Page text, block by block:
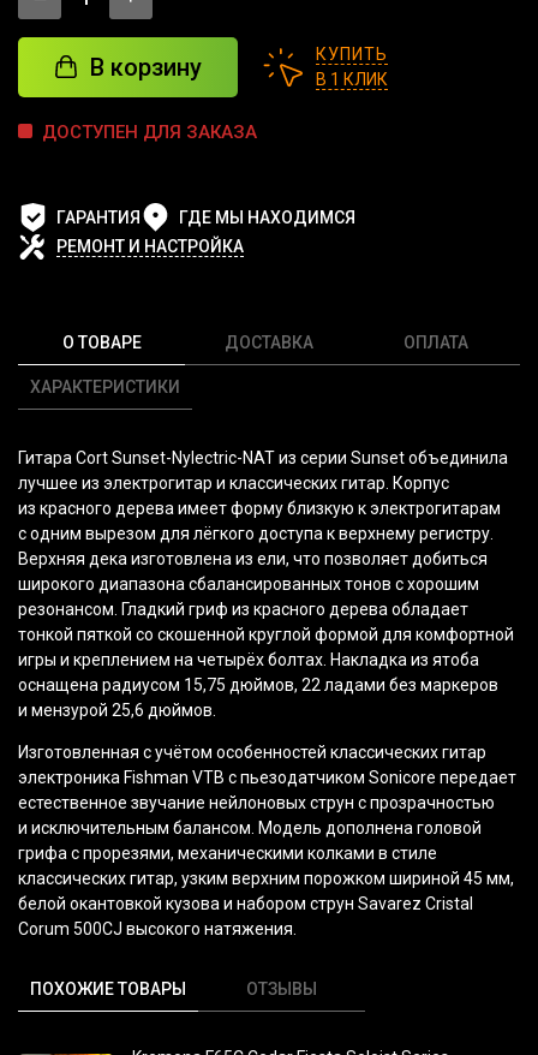
В корзину
КУПИТЬ
В 1 КЛИК
ДОСТУПЕН ДЛЯ ЗАКАЗА
ГАРАНТИЯ
ГДЕ МЫ НАХОДИМСЯ
РЕМОНТ И НАСТРОЙКА
О ТОВАРЕ
ХАРАКТЕРИСТИКИ
ДОСТАВКА ОПЛАТА
Гитара Cort Sunset-Nylectric-NAT из серии Sunset объединила
лучшее из электрогитар и классических гитар. Корпус
из красного дерева имеет форму близкую к электрогитарам
с одним вырезом для лёгкого доступа к верхнему регистру.
Верхняя дека изготовлена из ели, что позволяет добиться
широкого диапазона сбалансированных тонов с хорошим
резонансом. Гладкий гриф из красного дерева обладает
тонкой пяткой со скошенной круглой формой для комфортной
игры и креплением на четырёх болтах. Накладка из ятоба
оснащена радиусом 15,75 дюймов, 22 ладами без маркеров
и мензурой 25,6 дюймов.
Изготовленная с учётом особенностей классических гитар
электроника Fishman VTB с пьезодатчиком Sonicore передает
естественное звучание нейлоновых струн с прозрачностью
и исключительным балансом. Модель дополнена головой
грифа с прорезями, механическими колками в стиле
классических гитар, узким верхним порожком шириной 45 мм,
белой окантовкой кузова и набором струн Savarez Cristal
Corum 500CJ высокого натяжения.
ПОХОЖИЕ ТОВАРЫ ОТЗЫВЫ